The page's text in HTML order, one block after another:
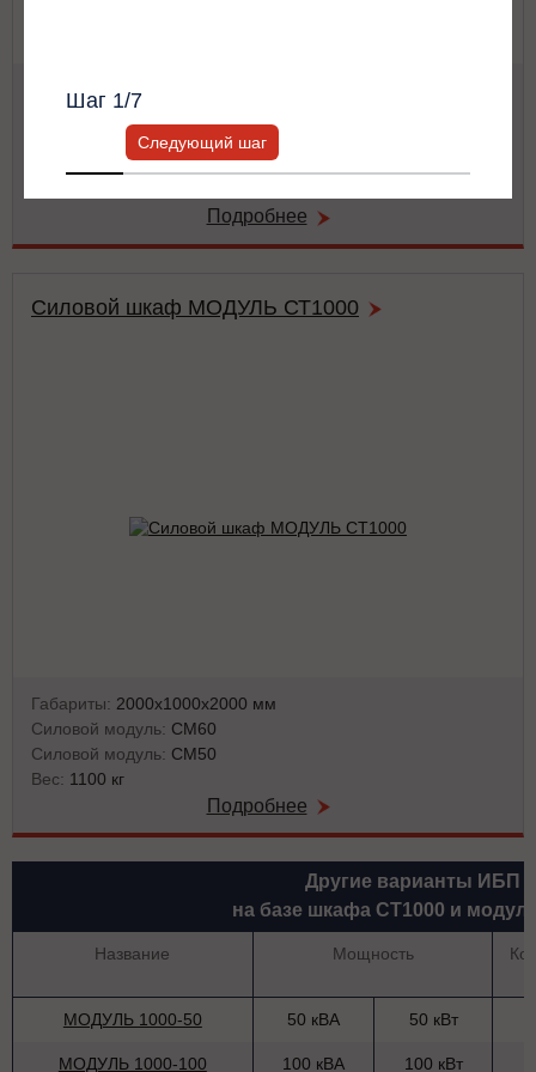
Мощность:50 кВА / 50 кВт
Число фаз на (вход/выход):3/3
486x743x174 мм
Подробнее
Силовой шкаф МОДУЛЬ СТ1000
Габариты: 2000х1000х2000 мм
Силовой модуль: СМ60
Силовой модуль: СМ50
Вес: 1100 кг
Подробнее
Другие варианты ИБП
на базе шкафа СТ1000 и
Название Мощность
МОДУЛЬ 1000-50 50 кВА 50 кВт
МОДУЛЬ 1000-100 100 кВА 100 кВт
Шаг 1/7
Следующий шаг